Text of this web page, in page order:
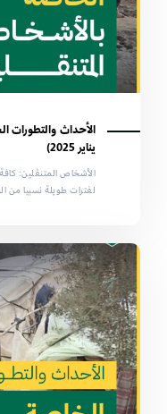
يناير 2025)
الأشخاص المتنقلين:
لفترات طويلة نسبيا من